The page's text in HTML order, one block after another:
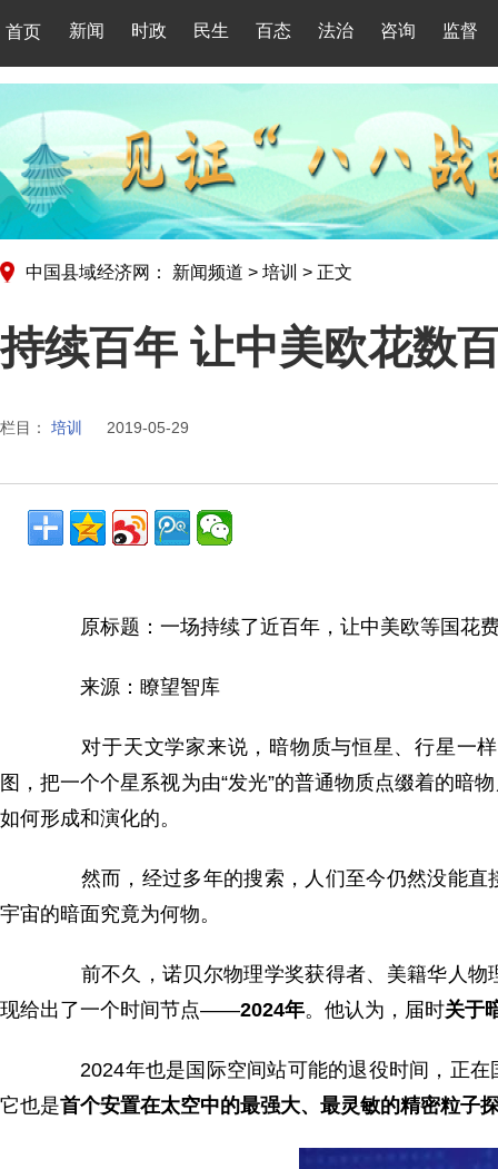
首页 新闻 时政 民生 百态 法治 咨询 监督
中国县域经济网： 新闻频道 > 培训 > 正文
持续百年 让中美欧花数
栏目： 培训 2019-05-29
原标题：一场持续了近百年，让中美欧等国花
来源：瞭望智库
对于天文学家来说，暗物质与恒星、行星一样
图，把一个个星系视为由“发光”的普通物质点缀着的暗
如何形成和演化的。
然而，经过多年的搜索，人们至今仍然没能直
宇宙的暗面究竟为何物。
前不久，诺贝尔物理学奖获得者、美籍华人物
现给出了一个时间节点——2024年。他认为，届时关于
2024年也是国际空间站可能的退役时间，正在
它也是首个安置在太空中的最强大、最灵敏的精密粒子